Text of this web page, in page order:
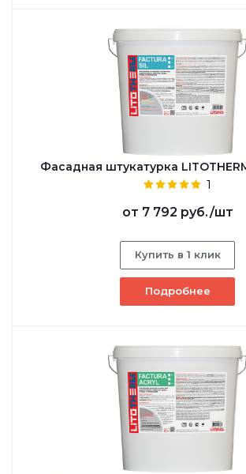
Фасадная штукатурка
1
от 7 792 руб./шт
Купить в 1 клик
Подробнее